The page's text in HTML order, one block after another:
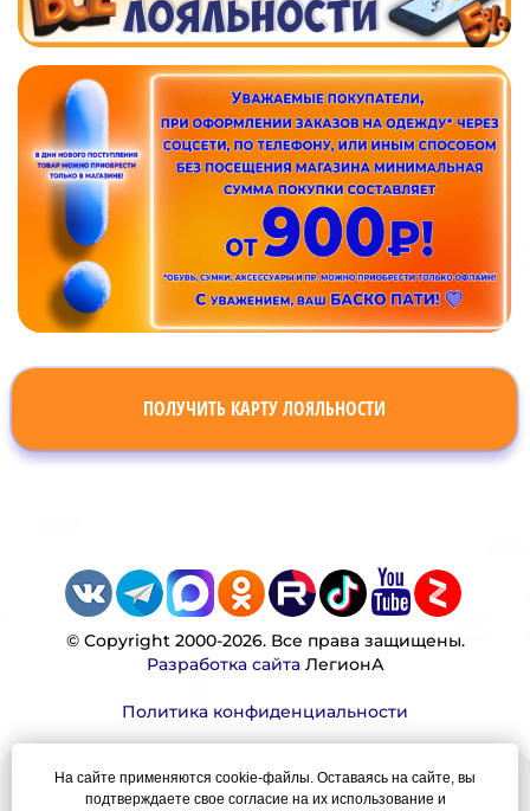
ПОЛУЧИТЬ КАРТУ ЛОЯЛЬНОСТИ
© Copyright 2000-2026. Все права защищены.
Разработка сайтаЛегионА
Политика конфиденциальности
Наша миссия:
На сайте применяются cookie-файлы. Оставаясь на сайте, вы
подтверждаете свое согласие на их использование и